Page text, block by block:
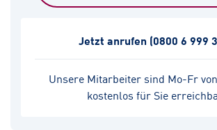
Unsere Mitarbeiter sind Mo-Fr
kostenlos für Sie
Jetzt anrufen (0800 6 999